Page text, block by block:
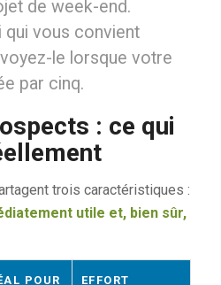
de week-end.
qui vous convient
le lorsque votre
par cinq.
: ce qui
trois caractéristiques :
utile et, bien sûr,
POUR EFFORT